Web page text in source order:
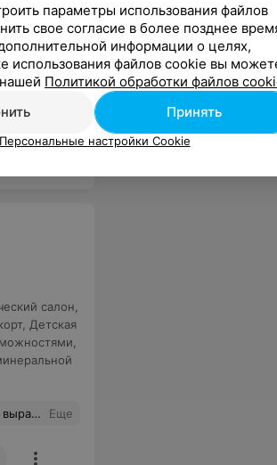
салон,
, Водоем,
воды,
в советских столовых.Сюда больше не приедем ни за что!
салон
, Детская
И мы обязательно ещё вернёмся! Еще
параметры использования файлов
свое согласие в более позднее
информации о целях,
использования файлов cookie вы
Политикой обработки файлов
Принять
Персональные настройки Cookie